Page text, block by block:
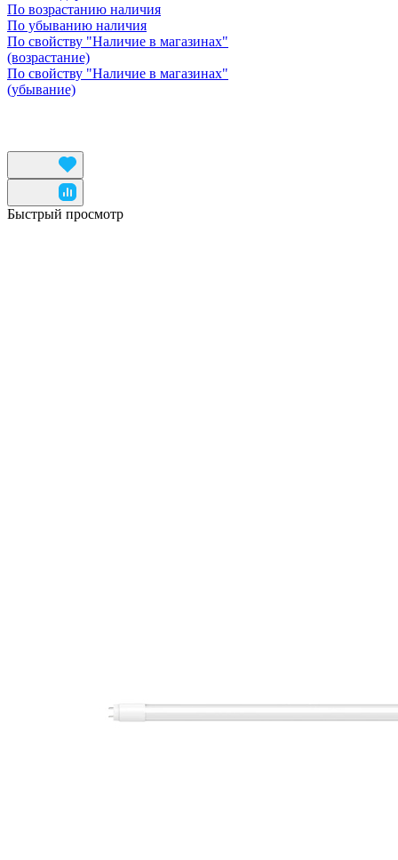
По возрастанию наличия
По убыванию наличия
По свойству "Наличие в магазинах"
(возрастание)
По свойству "Наличие в магазинах"
(убывание)
Быстрый просмотр